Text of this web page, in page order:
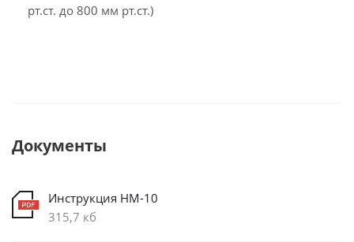
рт.ст. до 800 мм рт.ст.)
Документы
Инструкция НМ-10
315,7 кб